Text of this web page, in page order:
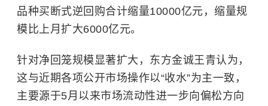
品种买断式逆回购合计缩量10000亿元，缩量规
模比上月扩大6000亿元。
针对净回笼规模显著扩大，东方金诚王青认为，
这与近期各项公开市场操作以“收水”为主一致，
主要源于5月以来市场流动性进一步向偏松方向